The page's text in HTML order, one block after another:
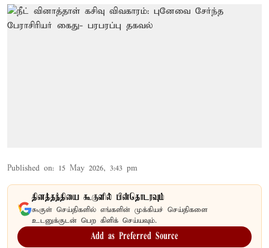
Published on: 15 May 2026, 3:43 pm
தினத்தந்தியை கூகுளில் பின்தொடரவும்
கூகுள் செய்திகளில் எங்களின் முக்கியச் செய்திகளை
உடனுக்குடன் பெற கிளிக் செய்யவும்.
Add as Preferred Source